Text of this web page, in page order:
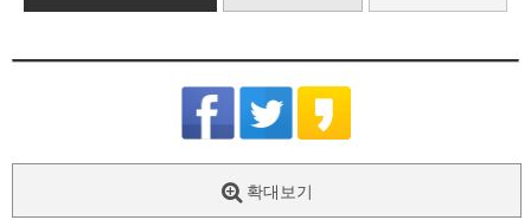
확대보기